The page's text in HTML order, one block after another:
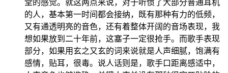
堂的感觉。就这两点来说，对于听惯了大部分普通耳机
的人，基本第一时间都会接纳，既有那种有力的低频，
又有通透明亮的音色，还有着整体开阔的音场表现，我
想如果放到二十年前，这塞子一定很抢手。而歌手表现
部分，如果用玄之又玄的词来说就是人声细腻，饱满有
感情，贴耳，很毒。说人话则是，歌手口距离感适中，